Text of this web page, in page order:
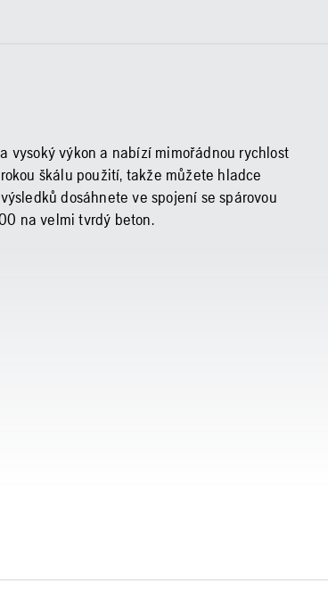
vysoký výkon a nabízí mimořádnou rychlost
škálu použití, takže můžete hladce
dosáhnete ve spojení se spárovou
na velmi tvrdý beton.